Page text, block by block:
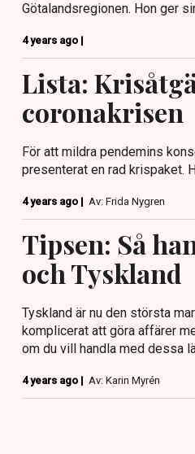
Götalandsregionen. Hon ger
4 years ago |
Lista:
coronakrisen
För att mildra pendemins
presenterat en rad krispaket.
4 years ago | Av: Frida Nygren
Tipsen: Så
och Tyskland
Tyskland är nu den största
komplicerat att göra affärer
om du vill handla med dessa
4 years ago | Av: Karin Myrén